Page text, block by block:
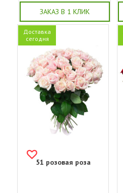
ЗАКАЗ В 1 КЛИК
Доставка
сегодня
51 розовая роза